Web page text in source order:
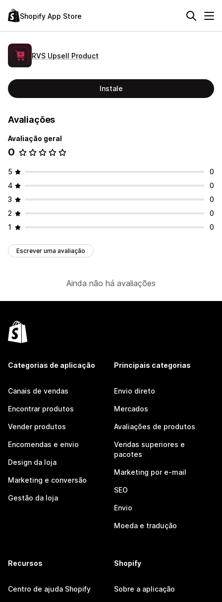
Shopify App Store
RVS Upsell Product
Instale
Avaliações
Avaliação geral
0
5
0
4
0
3
0
2
0
1
0
Escrever uma avaliação
Ainda não há avaliações
Categorias de aplicação
Canais de vendas
Encontrar produtos
Vender produtos
Encomendas e envio
Design da loja
Marketing e conversão
Gestão da loja
Principais categorias
Envio direto
Mercados
Avaliações de produtos
Vendas superiores e
pacotes
Marketing por e-mail
SEO
Envio
Moeda e tradução
Recursos
Centro de ajuda Shopify
Shopify
Sobre a aplicação